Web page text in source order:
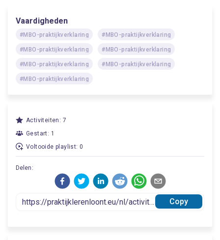
Vaardigheden
#MBO-praktijkverklaring #MBO-praktijkverklaring
#MBO-praktijkverklaring #MBO-praktijkverklaring
#MBO-praktijkverklaring #MBO-praktijkverklaring
#MBO-praktijkverklaring
Activiteiten: 7
Gestart: 1
Voltooide playlist: 0
Delen:
Copy